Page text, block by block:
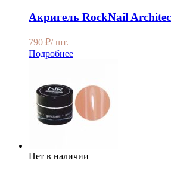
Акригель RockNail
790 ₽/ шт.
Подробнее
Нет в наличии